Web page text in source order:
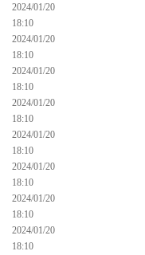
2024/01/20
18:10
2024/01/20
18:10
2024/01/20
18:10
2024/01/20
18:10
2024/01/20
18:10
2024/01/20
18:10
2024/01/20
18:10
2024/01/20
18:10